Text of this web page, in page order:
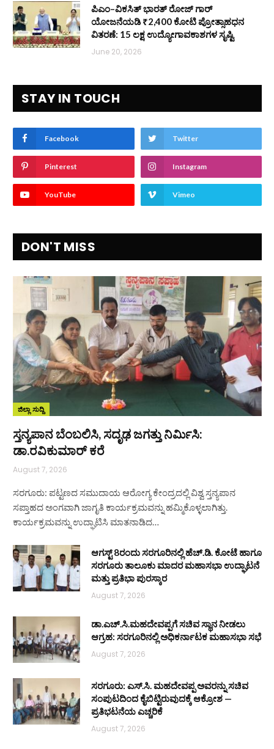
ಪಿಎಂ–ವಿಕಸಿತ್ ಭಾರತ್ ರೋಜ್‌ ಗಾರ್
ಯೋಜನೆಯಡಿ ₹2,400 ಕೋಟಿ ಪ್ರೋತ್ಸಾಹಧನ
ವಿತರಣೆ: 15 ಲಕ್ಷ ಉದ್ಯೋಗಾವಕಾಶಗಳ ಸೃಷ್ಟಿ
June 20, 2026
STAY IN TOUCH
Facebook Twitter
Pinterest Instagram
YouTube Vimeo
DON'T MISS
ಜಿಲ್ಲಾ ಸುದ್ದಿ
ಸ್ತನ್ಯಪಾನ ಬೆಂಬಲಿಸಿ, ಸದೃಢ ಜಗತ್ತು ನಿರ್ಮಿಸಿ:
ಡಾ.ರವಿಕುಮಾರ್ ಕರೆ
August 7, 2026
ಸರಗೂರು: ಪಟ್ಟಣದ ಸಮುದಾಯ ಆರೋಗ್ಯ ಕೇಂದ್ರದಲ್ಲಿ ವಿಶ್ವ ಸ್ತನ್ಯಪಾನ
ಸಪ್ತಾಹದ ಅಂಗವಾಗಿ ಜಾಗೃತಿ ಕಾರ್ಯಕ್ರಮವನ್ನು ಹಮ್ಮಿಕೊಳ್ಳಲಾಗಿತ್ತು.
ಕಾರ್ಯಕ್ರಮವನ್ನು ಉದ್ಘಾಟಿಸಿ ಮಾತನಾಡಿದ…
ಆಗಸ್ಟ್ 8ರಂದು ಸರಗೂರಿನಲ್ಲಿ ಹೆಚ್.ಡಿ. ಕೋಟೆ ಹಾಗೂ
ಸರಗೂರು ತಾಲೂಕು ಮಾದರ ಮಹಾಸಭಾ ಉದ್ಘಾಟನೆ
ಮತ್ತು ಪ್ರತಿಭಾ ಪುರಸ್ಕಾರ
August 7, 2026
ಡಾ.ಎಚ್.ಸಿ.ಮಹದೇವಪ್ಪಗೆ ಸಚಿವ ಸ್ಥಾನ ನೀಡಲು
ಆಗ್ರಹ: ಸರಗೂರಿನಲ್ಲಿ ಅಧಿಕರ್ನಾಟಕ ಮಹಾಸಭಾ ಸಭೆ
August 7, 2026
ಸರಗೂರು: ಎಸ್.ಸಿ. ಮಹದೇವಪ್ಪ ಅವರನ್ನು ಸಚಿವ
ಸಂಪುಟದಿಂದ ಕೈಬಿಟ್ಟಿರುವುದಕ್ಕೆ ಆಕ್ರೋಶ —
ಪ್ರತಿಭಟನೆಯ ಎಚ್ಚರಿಕೆ
August 7, 2026